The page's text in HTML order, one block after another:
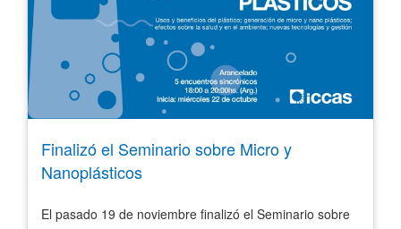
Finalizó el Seminario sobre Micro y
Nanoplásticos
El pasado 19 de noviembre finalizó el Seminario sobre